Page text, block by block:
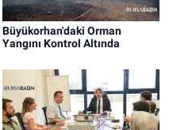
Büyükorhan'daki Orman
Yangını Kontrol Altında